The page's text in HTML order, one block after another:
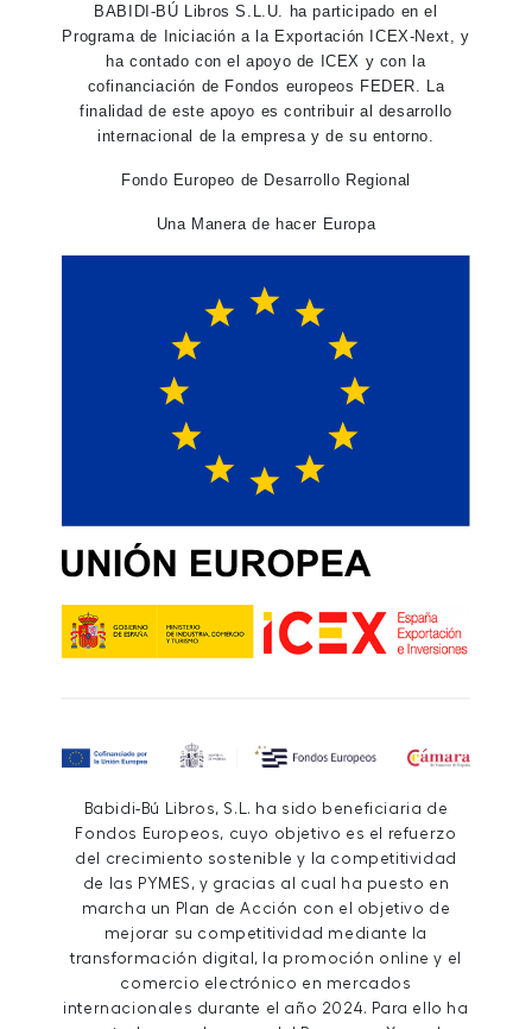
BABIDI-BÚ Libros S.L.U. ha participado en el
Programa de Iniciación a la Exportación ICEX-Next, y
ha contado con el apoyo de ICEX y con la
cofinanciación de Fondos europeos FEDER. La
finalidad de este apoyo es contribuir al desarrollo
internacional de la empresa y de su entorno.
Fondo Europeo de Desarrollo Regional
Una Manera de hacer Europa
Babidi-Bú Libros, S.L. ha sido beneficiaria de
Fondos Europeos, cuyo objetivo es el refuerzo
del crecimiento sostenible y la competitividad
de las PYMES, y gracias al cual ha puesto en
marcha un Plan de Acción con el objetivo de
mejorar su competitividad mediante la
transformación digital, la promoción online y el
comercio electrónico en mercados
internacionales durante el año 2024. Para ello ha